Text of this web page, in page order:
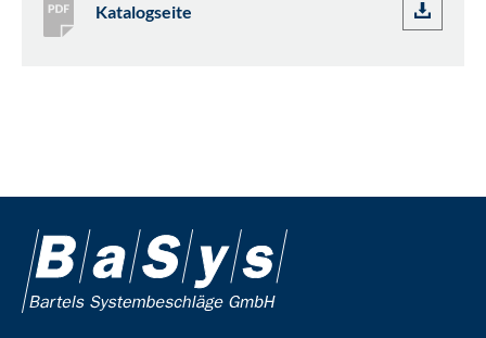
Katalogseite